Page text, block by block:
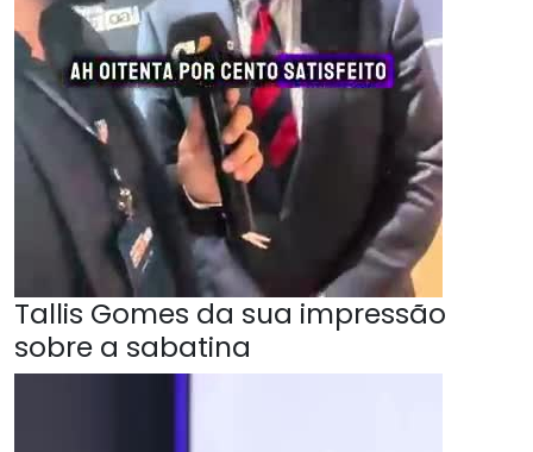
Tallis Gomes da sua impressão
sobre a sabatina